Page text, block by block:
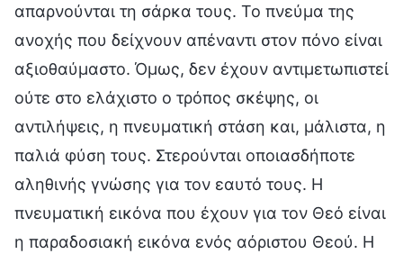
απαρνούνται τη σάρκα τους. Το πνεύμα της
ανοχής που δείχνουν απέναντι στον πόνο είναι
αξιοθαύμαστο. Όμως, δεν έχουν αντιμετωπιστεί
ούτε στο ελάχιστο ο τρόπος σκέψης, οι
αντιλήψεις, η πνευματική στάση και, μάλιστα, η
παλιά φύση τους. Στερούνται οποιασδήποτε
αληθινής γνώσης για τον εαυτό τους. Η
πνευματική εικόνα που έχουν για τον Θεό είναι
η παραδοσιακή εικόνα ενός αόριστου Θεού. Η